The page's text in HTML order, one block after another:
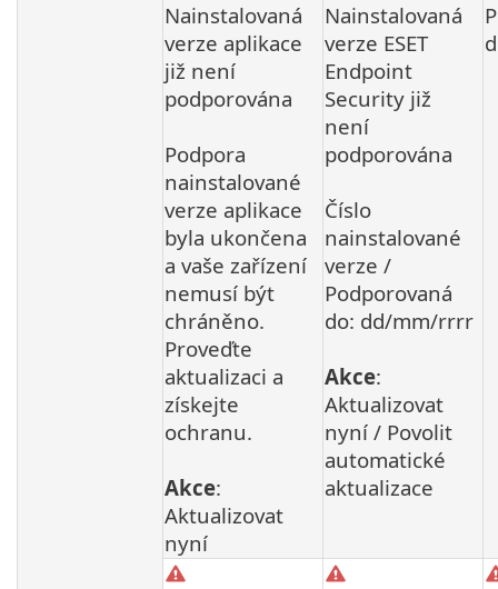
Nainstalovaná
verze aplikace
již není
podporována
Podpora
nainstalované
verze aplikace
byla ukončena
a vaše zařízení
nemusí být
chráněno.
Proveďte
aktualizaci a
získejte
ochranu.
Akce:
Aktualizovat
nyní
Nainstalovaná
verze ESET
Endpoint
Security již
není
podporována
Číslo
nainstalované
verze /
Podporovaná
do: dd/mm/rrrr
Akce:
Aktualizovat
nyní / Povolit
automatické
aktualizace